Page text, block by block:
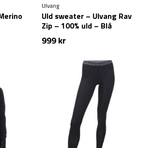
Ulvang
Uld sweater – Ulvang Rav
Zip – 100% uld – Blå
999kr